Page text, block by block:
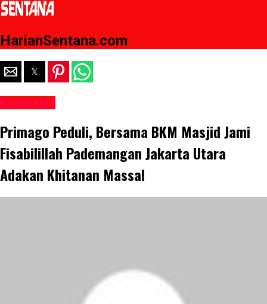
HarianSentana.com
Kesehatan
Primago Peduli, Bersama BKM Masjid Jami
Fisabilillah Pademangan Jakarta Utara
Adakan Khitanan Massal